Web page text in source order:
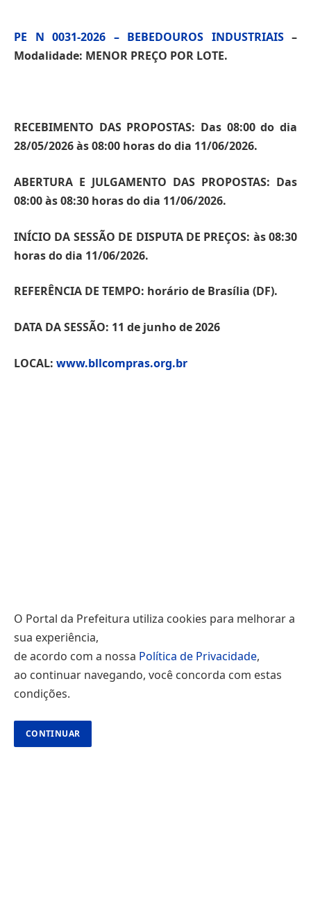
PE N 0031-2026 – BEBEDOUROS INDUSTRIAIS–
Modalidade: MENOR PREÇO POR LOTE.
RECEBIMENTO DAS PROPOSTAS: Das 08:00 do dia
28/05/2026 às 08:00 horas do dia 11/06/2026.
ABERTURA E JULGAMENTO DAS PROPOSTAS: Das
08:00 às 08:30 horas do dia 11/06/2026.
INÍCIO DA SESSÃO DE DISPUTA DE PREÇOS: às 08:30
horas do dia 11/06/2026.
REFERÊNCIA DE TEMPO: horário de Brasília (DF).
DATA DA SESSÃO: 11 de junho de 2026
LOCAL: www.bllcompras.org.br
O Portal da Prefeitura utiliza cookies para melhorar a
sua experiência,
de acordo com a nossa Política de Privacidade,
ao continuar navegando, você concorda com estas
condições.
CONTINUAR